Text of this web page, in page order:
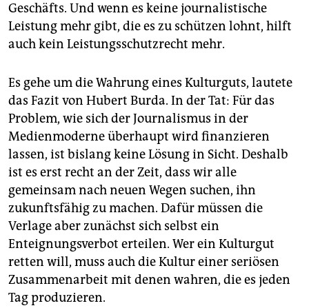
Geschäfts. Und wenn es keine journalistische
Leistung mehr gibt, die es zu schützen lohnt, hilft
auch kein Leistungsschutzrecht mehr.
Es gehe um die Wahrung eines Kulturguts, lautete
das Fazit von Hubert Burda. In der Tat: Für das
Problem, wie sich der Journalismus in der
Medienmoderne überhaupt wird finanzieren
lassen, ist bislang keine Lösung in Sicht. Deshalb
ist es erst recht an der Zeit, dass wir alle
gemeinsam nach neuen Wegen suchen, ihn
zukunftsfähig zu machen. Dafür müssen die
Verlage aber zunächst sich selbst ein
Enteignungsverbot erteilen. Wer ein Kulturgut
retten will, muss auch die Kultur einer seriösen
Zusammenarbeit mit denen wahren, die es jeden
Tag produzieren.